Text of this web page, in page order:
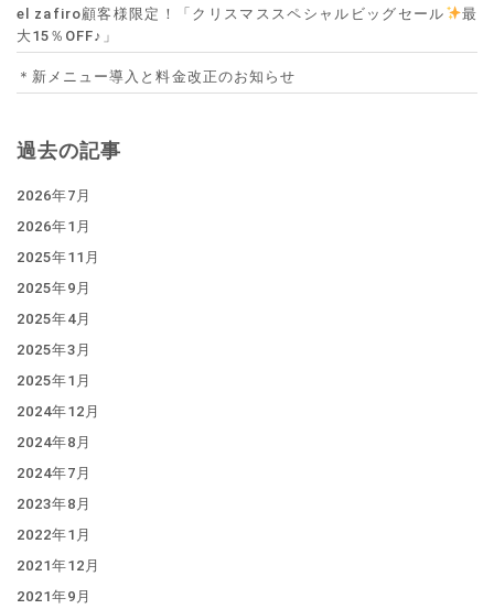
el zafiro顧客様限定！「クリスマススペシャルビッグセール
最
大15％OFF♪」
＊新メニュー導入と料金改正のお知らせ
過去の記事
2026年7月
2026年1月
2025年11月
2025年9月
2025年4月
2025年3月
2025年1月
2024年12月
2024年8月
2024年7月
2023年8月
2022年1月
2021年12月
2021年9月